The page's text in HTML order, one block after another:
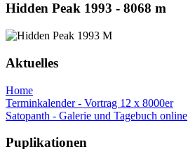
Hidden Peak 1993 - 8068 m
Aktuelles
Home
Terminkalender - Vortrag 12 x 8000er
Satopanth - Galerie und Tagebuch online
Puplikationen